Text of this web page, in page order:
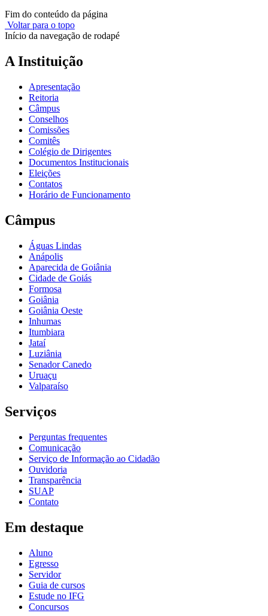
Fim do conteúdo da página
Voltar para o topo
Início da navegação de rodapé
A Instituição
Apresentação
Reitoria
Câmpus
Conselhos
Comissões
Comitês
Colégio de Dirigentes
Documentos Institucionais
Eleições
Contatos
Horário de Funcionamento
Câmpus
Águas Lindas
Anápolis
Aparecida de Goiânia
Cidade de Goiás
Formosa
Goiânia
Goiânia Oeste
Inhumas
Itumbiara
Jataí
Luziânia
Senador Canedo
Uruaçu
Valparaíso
Serviços
Perguntas frequentes
Comunicação
Serviço de Informação ao Cidadão
Ouvidoria
Transparência
SUAP
Contato
Em destaque
Aluno
Egresso
Servidor
Guia de cursos
Estude no IFG
Concursos